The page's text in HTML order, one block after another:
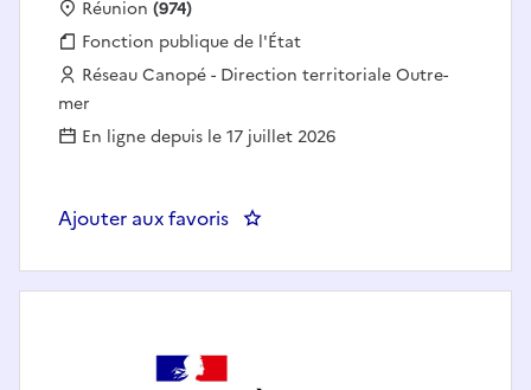
Localisation :
Réunion (974)
Fonction publique :
Fonction publique de l'État
Employeur :
Réseau Canopé - Direction territoriale Outre-
mer
En ligne depuis le 17 juillet 2026
Ajouter aux favoris : Formateur.trice (H/F)